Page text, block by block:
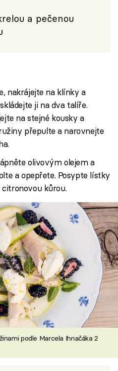
a pečenou
nakrájejte na klínky a
ji na dva talíře.
na stejné kousky a
přepulte a narovnejte
olivovým olejem a
a opepřete. Posypte lístky
kůrou.
podle Marcela Ihnačáka 2